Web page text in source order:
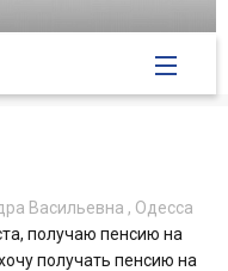
Васильевна , Одесса
получаю пенсию на
получать пенсию на